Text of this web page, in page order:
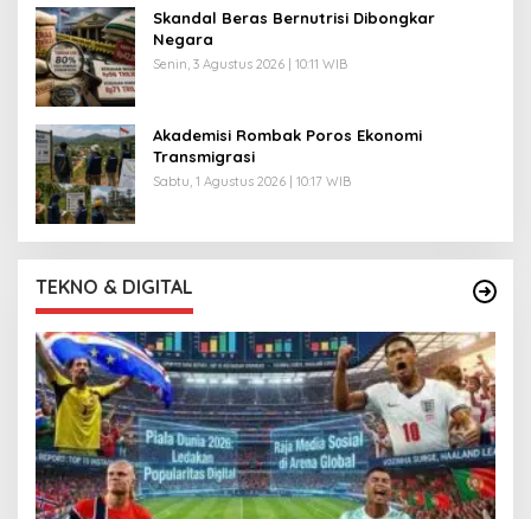
Skandal Beras Bernutrisi Dibongkar
Negara
Senin, 3 Agustus 2026 | 10:11 WIB
Akademisi Rombak Poros Ekonomi
Transmigrasi
Sabtu, 1 Agustus 2026 | 10:17 WIB
TEKNO & DIGITAL